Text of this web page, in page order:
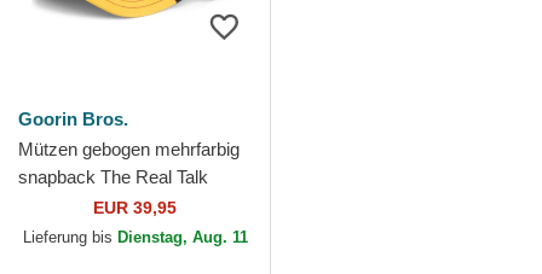
Goorin Bros.
Mützen gebogen mehrfarbig
snapback The Real Talk
Sport The Farm Goorin Bros.
EUR 39,95
Lieferung bis Dienstag, Aug. 11